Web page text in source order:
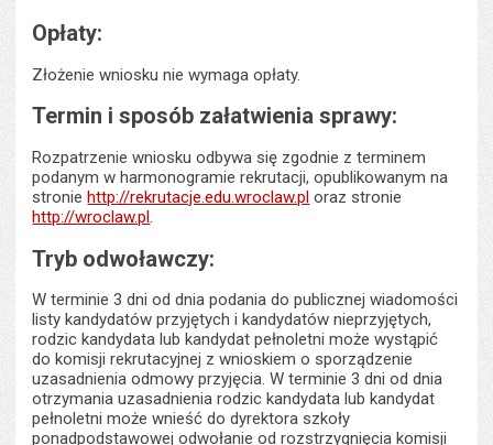
Opłaty:
Złożenie wniosku nie wymaga opłaty.
Termin i sposób załatwienia sprawy:
Rozpatrzenie wniosku odbywa się zgodnie z terminem
podanym w harmonogramie rekrutacji, opublikowanym na
stroniehttp://rekrutacje.edu.wroclaw.pl oraz stronie
http://wroclaw.pl.
Tryb odwoławczy:
W terminie 3 dni od dnia podania do publicznej wiadomości
listy kandydatów przyjętych i kandydatów nieprzyjętych,
rodzic kandydata lub kandydat pełnoletni może wystąpić
do komisji rekrutacyjnej z wnioskiem o sporządzenie
uzasadnienia odmowy przyjęcia. W terminie 3 dni od dnia
otrzymania uzasadnienia rodzic kandydata lub kandydat
pełnoletni może wnieść do dyrektora szkoły
ponadpodstawowej odwołanie od rozstrzygnięcia komisji